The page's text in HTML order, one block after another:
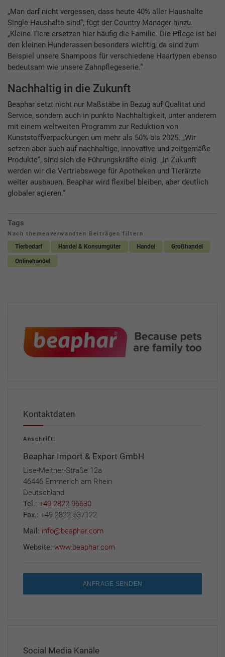
„Man darf nicht vergessen, dass heute 40% aller Haushalte
Single-Haushalte sind“, fügt der Country Manager hinzu.
„Kleine Tiere ersetzen hier häufig die Familie. Die Pflege ist bei
den kleinen Hunderassen besonders wichtig, da sind zum
Beispiel unsere Shampoos für verschiedene Haartypen ebenso
bedeutsam wie unsere Zahnpflegeserie.“
Nachhaltig in die Zukunft
Beaphar setzt nicht nur Maßstäbe in Bezug auf Qualität und
Service, sondern auch in punkto Nachhaltigkeit, unter anderem
mit einem weltweiten Programm zur Reduktion von
Kunststoffverpackungen um mehr als 50% bis 2025. „Wir
setzen aber auch auf nachhaltige, innovative und zeitgemäße
Produkte“, sind sich die Führungskräfte einig. „In Zukunft
werden wir die Vertriebswege für Apotheken und Tierärzte
weiter ausbauen. Beaphar wird flexibel bleiben, aber deutlich
globaler agieren.“
Tags
Nach themenverwandten Beiträgen filtern
Tierbedarf Handel & Konsumgüter Handel Großhandel
Onlinehandel
Kontaktdaten
Anschrift:
Beaphar Import & Export GmbH
Lise-Meitner-Straße 12a
46446 Emmerich am Rhein
Deutschland
Tel.: +49 2822 96630
Fax.: +49 2822 537122
Mail: info@beaphar.com
Website: www.beaphar.com
ANFRAGE SENDEN
Social Media Kanäle